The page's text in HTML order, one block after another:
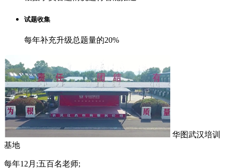
试题收集
每年补充升级总题量的20%
华图武汉培训
基地
每年12月;五百名老师;